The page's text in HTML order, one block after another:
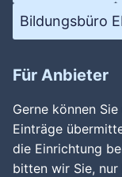
Bildungsbüro
Für Anbieter
Gerne können
Einträge
die Einrichtung
bitten wir Sie,